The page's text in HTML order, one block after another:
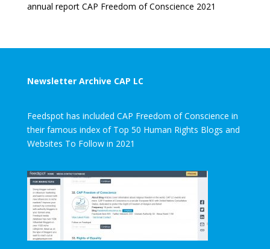
annual report CAP Freedom of Conscience 2021
Newsletter Archive CAP LC
Feedspot has included CAP Freedom of Conscience in
their famous index of Top 50 Human Rights Blogs and
Websites To Follow in 2021